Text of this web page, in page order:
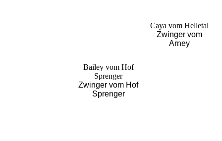
Bailey vom Hof
Sprenger
Zwinger vom Hof
Sprenger
Caya vom Helletal
Zwinger vom
Arney